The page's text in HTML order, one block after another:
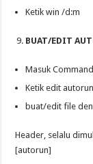
Ketik win /d:m
BUAT/EDIT
Masuk
Ketik edit
buat/edit file
Header, selalu
[autorun]